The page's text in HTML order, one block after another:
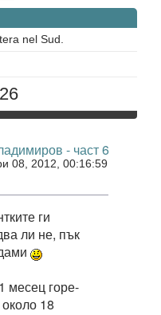
nel Sud.
- част 6
08, 2012, 00:16:59
ги
ли не, пък
месец горе-
18